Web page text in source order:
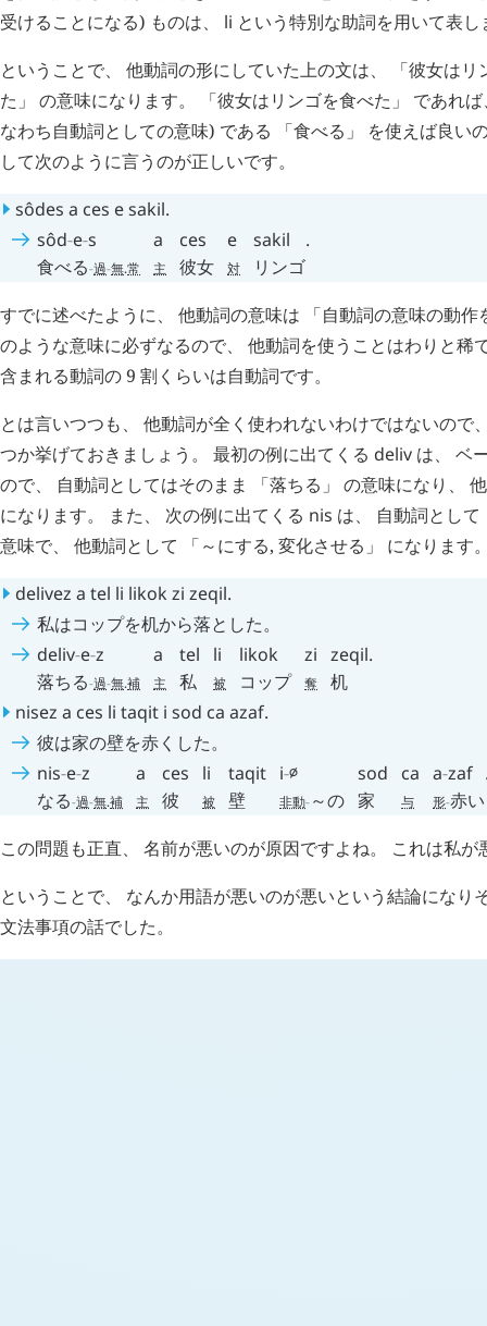
受けることになる) ものは、 li という特別な助詞を用いて表し
ということで、 他動詞の形にしていた上の文は、 「彼女は
た」 の意味になります。 「彼女はリンゴを食べた」 であれ
なわち自動詞としての意味) である 「食べる」 を使えば良い
して次のように言うのが正しいです。
sôdes a ces esakil.
sôd-e-s
食べる-過-無.常
a
主
ces
彼女
e
対
sakil
リンゴ
.
すでに述べたように、 他動詞の意味は 「自動詞の意味の動
のような意味に必ずなるので、 他動詞を使うことはわりと稀
含まれる動詞の 9 割くらいは自動詞です。
とは言いつつも、 他動詞が全く使われないわけではないので
つか挙げておきましょう。 最初の例に出てくる deliv は、 ベ
ので、 自動詞としてはそのまま 「落ちる」 の意味になり、
になります。 また、 次の例に出てくる nis は、 自動詞とし
意味で、 他動詞として 「～にする, 変化させる」 になります
delivez a tel li likok zi zeqil.
私はコップを机から落とした。
deliv-e-z
落ちる-過-無.補
a
主
tel
私
li
被
likok
コップ
zi
奪
zeqil
机
.
nisez a ces li taqit i sod ca azaf.
彼は家の壁を赤くした。
nis-e-z
なる-過-無.補
a
主
ces
彼
li
被
taqit
壁
i-∅
非動-～の
sod
家
ca
与
a-zaf
形-赤い
この問題も正直、 名前が悪いのが原因ですよね。 これは私
ということで、 なんか用語が悪いのが悪いという結論になり
文法事項の話でした。